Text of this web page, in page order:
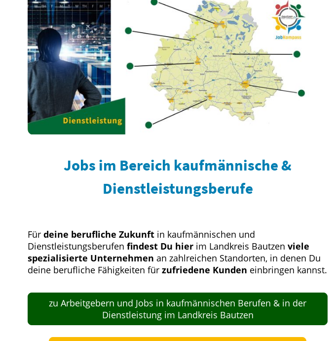
Jobs im Bereich kaufmännische &
Dienstleistungsberufe
Für deine berufliche Zukunft in kaufmännischen und
Dienstleistungsberufen findest Du hier im Landkreis Bautzen viele
spezialisierte Unternehmen an zahlreichen Standorten, in denen Du
deine berufliche Fähigkeiten für zufriedene Kunden einbringen kannst.
zu Arbeitgebern und Jobs in kaufmännischen Berufen & in der
Dienstleistung im Landkreis Bautzen